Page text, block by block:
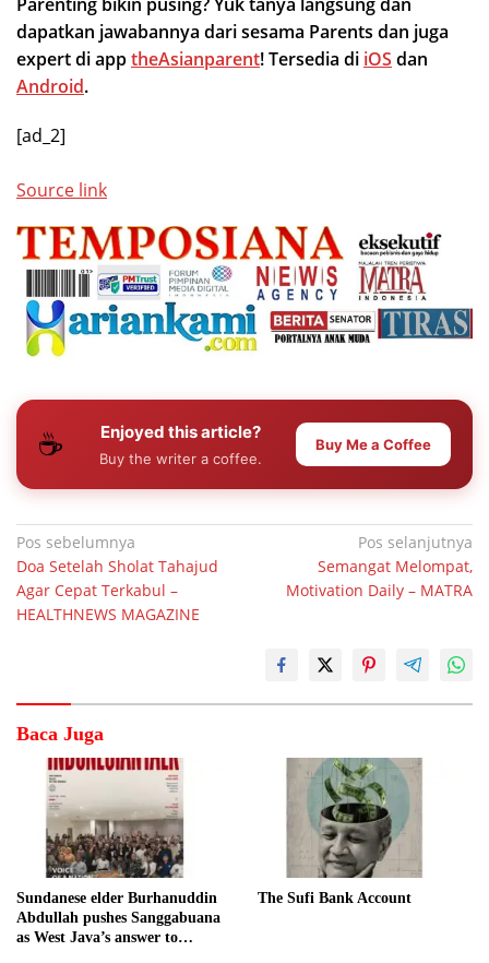
dapatkan jawabannya dari sesama Parents dan juga
expert di apptheAsianparent! Tersedia di iOS dan
Android.
[ad_2]
Source link
☕ Enjoyed this article?
Buy the writer a coffee.
Buy Me a Coffee
Navigasi
pos
Pos sebelumnya
Doa Setelah Sholat Tahajud
Agar Cepat Terkabul –
HEALTHNEWS MAGAZINE
Pos selanjutnya
Semangat Melompat,
Motivation Daily – MATRA
Baca Juga
Sundanese elder Burhanuddin
Abdullah pushes Sanggabuana
as West Java’s answer to
The Sufi Bank Account